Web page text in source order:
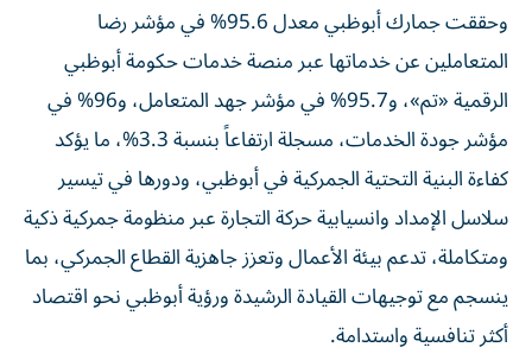
وحققت جمارك أبوظبي معدل 95.6% في مؤشر رضا
المتعاملين عن خدماتها عبر منصة خدمات حكومة أبوظبي
الرقمية «تم»، و95.7% في مؤشر جهد المتعامل، و96% في
مؤشر جودة الخدمات، مسجلة ارتفاعاً بنسبة 3.3%، ما يؤكد
كفاءة البنية التحتية الجمركية في أبوظبي، ودورها في تيسير
سلاسل الإمداد وانسيابية حركة التجارة عبر منظومة جمركية ذكية
ومتكاملة، تدعم بيئة الأعمال وتعزز جاهزية القطاع الجمركي، بما
ينسجم مع توجيهات القيادة الرشيدة ورؤية أبوظبي نحو اقتصاد
أكثر تنافسية واستدامة.